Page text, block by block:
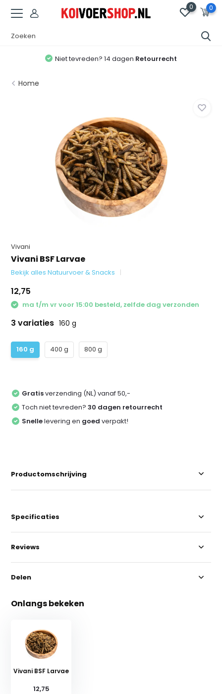
0 0
Niet tevreden? 14 dagen Retourrecht
Home
Vivani
Vivani BSF Larvae
Bekijk alles Natuurvoer & Snacks
12,75
ma t/m vr voor 15:00 besteld, zelfde dag verzonden
3 variaties 160 g
160 g 400 g 800 g
Gratisverzending (NL) vanaf 50,-
Toch niet tevreden?30 dagen retourrecht
Snellelevering en goed verpakt!
Productomschrijving
Specificaties
Reviews
Delen
Onlangs bekeken
Vivani BSF Larvae
12,75